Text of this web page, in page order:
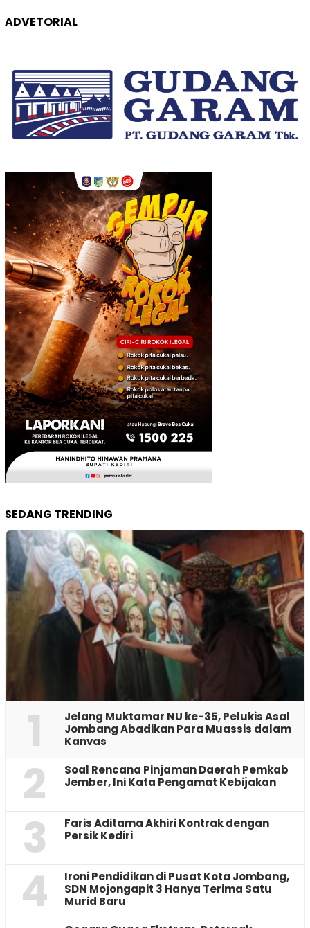
ADVETORIAL
SEDANG TRENDING
1
Jelang Muktamar NU ke-35, Pelukis Asal
Jombang Abadikan Para Muassis dalam
Kanvas
2
‎Soal Rencana Pinjaman Daerah Pemkab
Jember, Ini Kata Pengamat Kebijakan ‎
3
Faris Aditama Akhiri Kontrak dengan
Persik Kediri
4
Ironi Pendidikan di Pusat Kota Jombang,
SDN Mojongapit 3 Hanya Terima Satu
Murid Baru